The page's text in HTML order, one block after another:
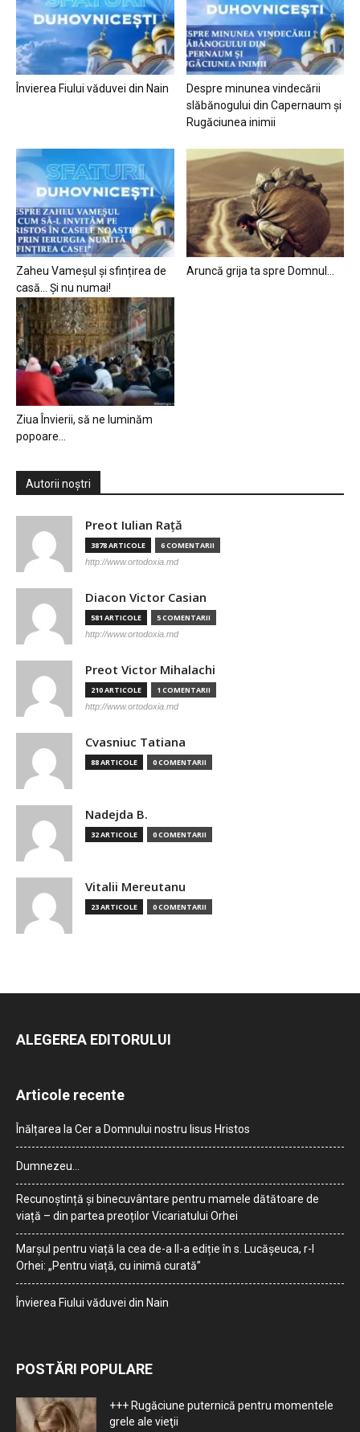
Învierea Fiului văduvei din Nain
Despre minunea vindecării
slăbănogului din Capernaum și
Rugăciunea inimii
Zaheu Vameșul și sfințirea de
casă… Și nu numai!
Aruncă grija ta spre Domnul…
Ziua Învierii, să ne luminăm
popoare…
Autorii noștri
Preot Iulian Raţă
3878 ARTICOLE 6 COMENTARII
http://www.ortodoxia.md
Diacon Victor Casian
581 ARTICOLE 5 COMENTARII
http://www.ortodoxia.md
Preot Victor Mihalachi
210 ARTICOLE 1 COMENTARII
http://www.ortodoxia.md
Cvasniuc Tatiana
88 ARTICOLE 0 COMENTARII
Nadejda B.
32 ARTICOLE 0 COMENTARII
Vitalii Mereutanu
23 ARTICOLE 0 COMENTARII
ALEGEREA EDITORULUI
Articole recente
Înălțarea la Cer a Domnului nostru Iisus Hristos
Dumnezeu…
Recunoștință și binecuvântare pentru mamele dătătoare de
viață – din partea preoților Vicariatului Orhei
Marșul pentru viață la cea de-a II-a ediție în s. Lucășeuca, r-l
Orhei: „Pentru viață, cu inimă curată”
Învierea Fiului văduvei din Nain
POSTĂRI POPULARE
+++ Rugăciune puternică pentru momentele
grele ale vieţii